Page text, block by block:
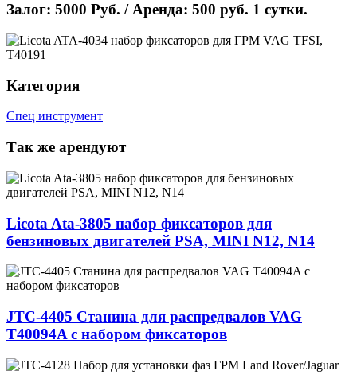
Залог: 5000 Руб. / Аренда: 500 руб. 1 сутки.
Категория
Спец инструмент
Так же арендуют
Licota Ata-3805 набор фиксаторов для
бензиновых двигателей PSA, MINI N12, N14
JТС-4405 Cтанина для распредвалов VAG
T40094A с набором фиксаторов